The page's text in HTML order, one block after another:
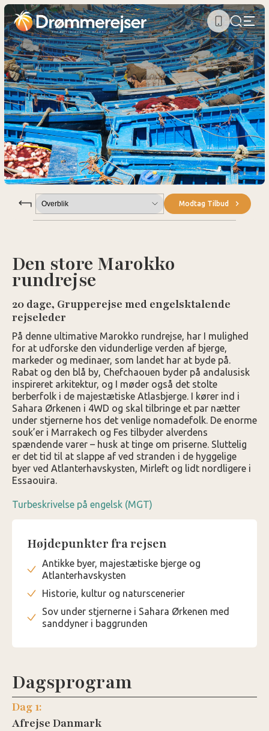
Submenu Modtag Tilbud
Den store Marokko
rundrejse
20 dage, Grupperejse med engelsktalende
rejseleder
På denne ultimative Marokko rundrejse, har I mulighed
for at udforske den vidunderlige verden af bjerge,
markeder og medinaer, som landet har at byde på.
Rabat og den blå by, Chefchaouen byder på andalusisk
inspireret arkitektur, og I møder også det stolte
berberfolk i de majestætiske Atlasbjerge. I kører ind i
Sahara Ørkenen i 4WD og skal tilbringe et par nætter
under stjernerne hos det venlige nomadefolk. De enorme
souk’er i Marrakech og Fes tilbyder alverdens
spændende varer – husk at tinge om priserne. Sluttelig
er det tid til at slappe af ved stranden i de hyggelige
byer ved Atlanterhavskysten, Mirleft og lidt nordligere i
Essaouira.
Turbeskrivelse på engelsk (MGT)
Højdepunkter fra rejsen
Antikke byer, majestætiske bjerge og
Atlanterhavskysten
Historie, kultur og naturscenerier
Sov under stjernerne i Sahara Ørkenen med
sanddyner i baggrunden
Dagsprogram
Dag 1:
Afrejse Danmark